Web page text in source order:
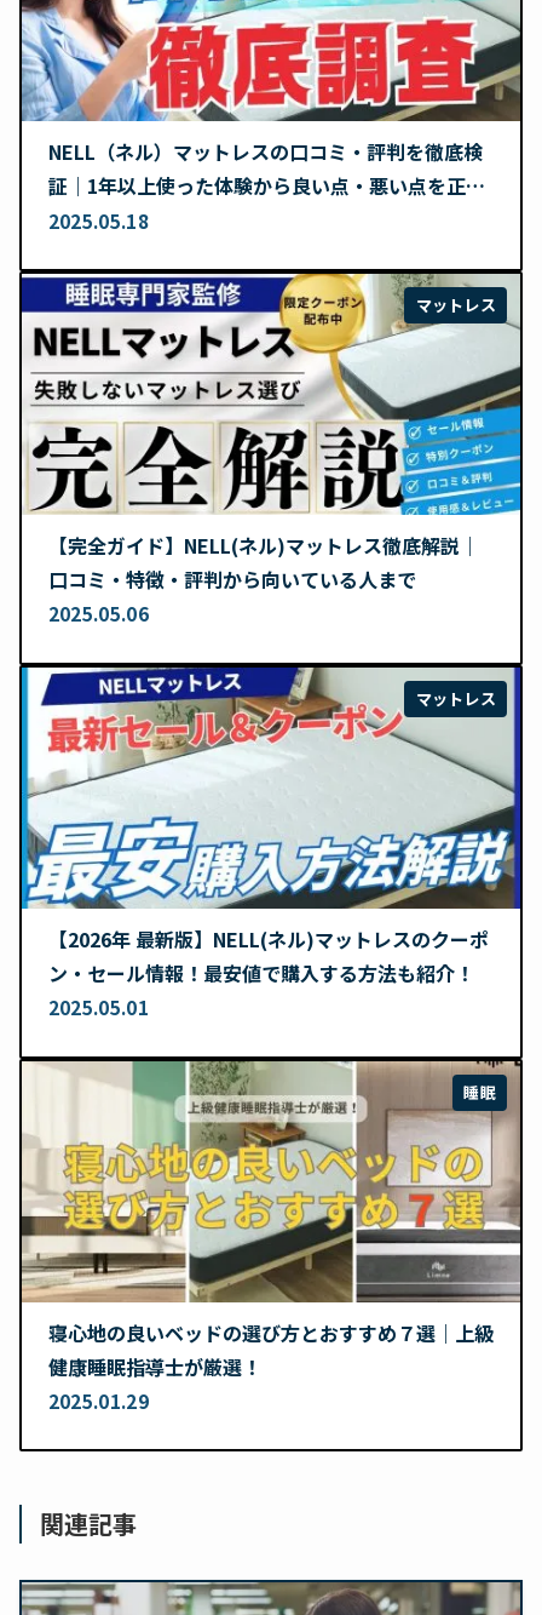
NELL（ネル）マットレスの口コミ・評判を徹底検
証｜1年以上使った体験から良い点・悪い点を正直
レビュー
2025.05.18
マットレス
【完全ガイド】NELL(ネル)マットレス徹底解説｜
口コミ・特徴・評判から向いている人まで
2025.05.06
マットレス
【2026年 最新版】NELL(ネル)マットレスのクーポ
ン・セール情報！最安値で購入する方法も紹介！
2025.05.01
睡眠
寝心地の良いベッドの選び方とおすすめ７選｜上級
健康睡眠指導士が厳選！
2025.01.29
関連記事